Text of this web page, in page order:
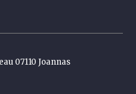
07110 Joannas